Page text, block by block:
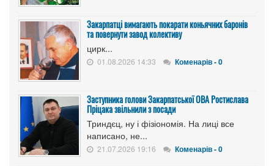
Закарпатці вимагають покарати коньячних баронів
та повернути завод колективу
цирк...
01.08.2026 14:33 Коменарів - 0
Заступника голови Закарпатської ОВА Ростислава
Пріцака звільнили з посади
Триндєц, ну і фізіономія. На лиці все
написано, не...
21.07.2026 19:16 Коменарів - 0